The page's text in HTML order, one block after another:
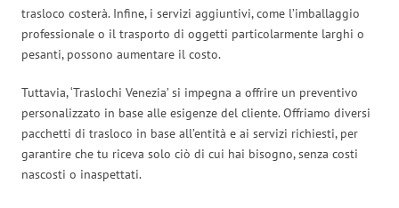
trasloco costerà. Infine, i servizi aggiuntivi, come l’imballaggio
professionale o il trasporto di oggetti particolarmente larghi o
pesanti, possono aumentare il costo.
Tuttavia, ‘Traslochi Venezia’ si impegna a offrire un preventivo
personalizzato in base alle esigenze del cliente. Offriamo diversi
pacchetti di trasloco in base all’entità e ai servizi richiesti, per
garantire che tu riceva solo ciò di cui hai bisogno, senza costi
nascosti o inaspettati.